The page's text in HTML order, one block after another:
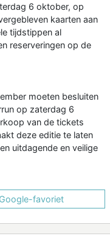
6 oktober, op
kaarten aan
tijdstippen al
reserveringen op de
moeten besluiten
op zaterdag 6
van de tickets
deze editie te laten
uitdagende en veilige
favoriet